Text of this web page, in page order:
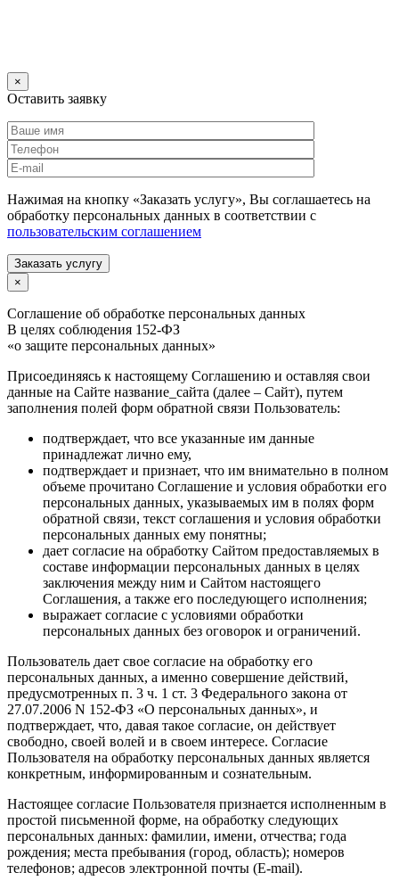
×
Оставить заявку
Нажимая на кнопку «Заказать услугу», Вы соглашаетесь на
обработку персональных данных в соответствии с
пользовательским соглашением
Заказать услугу
×
Соглашение об обработке персональных данных
В целях соблюдения 152-ФЗ
«о защите персональных данных»
Присоединяясь к настоящему Соглашению и оставляя свои
данные на Сайте название_сайта (далее – Сайт), путем
заполнения полей форм обратной связи Пользователь:
подтверждает, что все указанные им данные
принадлежат лично ему,
подтверждает и признает, что им внимательно в полном
объеме прочитано Соглашение и условия обработки его
персональных данных, указываемых им в полях форм
обратной связи, текст соглашения и условия обработки
персональных данных ему понятны;
дает согласие на обработку Сайтом предоставляемых в
составе информации персональных данных в целях
заключения между ним и Сайтом настоящего
Соглашения, а также его последующего исполнения;
выражает согласие с условиями обработки
персональных данных без оговорок и ограничений.
Пользователь дает свое согласие на обработку его
персональных данных, а именно совершение действий,
предусмотренных п. 3 ч. 1 ст. 3 Федерального закона от
27.07.2006 N 152-ФЗ «О персональных данных», и
подтверждает, что, давая такое согласие, он действует
свободно, своей волей и в своем интересе. Согласие
Пользователя на обработку персональных данных является
конкретным, информированным и сознательным.
Настоящее согласие Пользователя признается исполненным в
простой письменной форме, на обработку следующих
персональных данных: фамилии, имени, отчества; года
рождения; места пребывания (город, область); номеров
телефонов; адресов электронной почты (E-mail).